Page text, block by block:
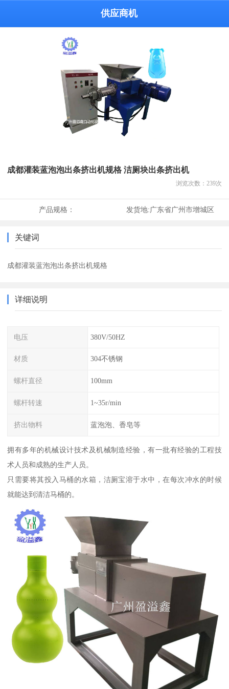
供应商机
成都灌装蓝泡泡出条挤出机规格 洁厕块出条挤出机
浏览次数： 239次
产品规格： 发货地:广东省广州市增城区
关键词
成都灌装蓝泡泡出条挤出机规格
详细说明
电压 380V/50HZ
材质 304不锈钢
螺杆直径 100mm
螺杆转速 1~35r/min
挤出物料 蓝泡泡、香皂等
拥有多年的机械设计技术及机械制造经验，有一批有经验的工程技
术人员和成熟的生产人员。
只需要将其投入马桶的水箱，洁厕宝溶于水中，在每次冲水的时候
就能达到清洁马桶的。